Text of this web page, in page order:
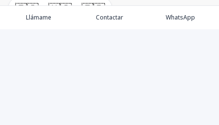
🇪🇸 🇺🇸 🇫🇷
Llámame Contactar WhatsApp